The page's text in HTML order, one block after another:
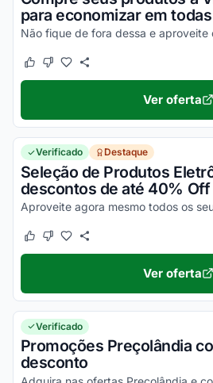
para economizar em
Este cupom funcionou
Este cupom não funcionou
Ver oferta
Verificado Destaque
Seleção de Produtos
descontos de até 40% Off
Este cupom funcionou
Este cupom não funcionou
Ver oferta
Verificado
Promoções Preçolândia
desconto